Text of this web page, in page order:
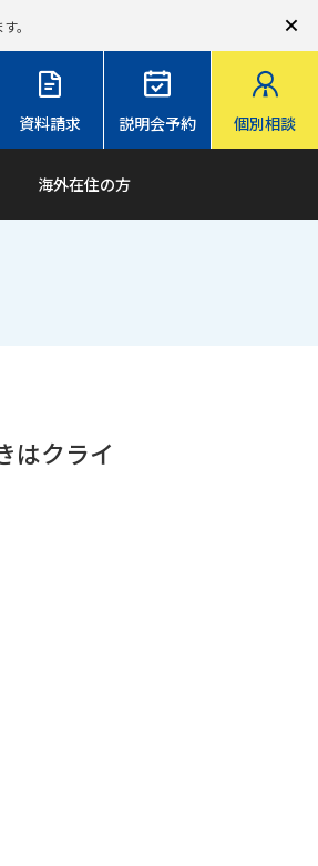
。
資料請求 説明会予約 個別相談
海外在住の方
はクライ